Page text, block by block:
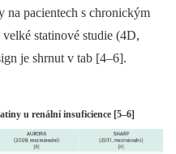
na pacientech s chronickým
statinové studie (4D,
je shrnut v tab [4–6].
u renální insuficience [5–6]